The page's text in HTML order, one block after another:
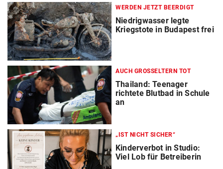
WERDEN JETZT BEERDIGT
Niedrigwasser legte
Kriegstote in Budapest frei
AUCH GROSSELTERN TOT
Thailand: Teenager
richtete Blutbad in Schule
an
„IST NICHT SICHER“
Kinderverbot in Studio:
Viel Lob für Betreiberin